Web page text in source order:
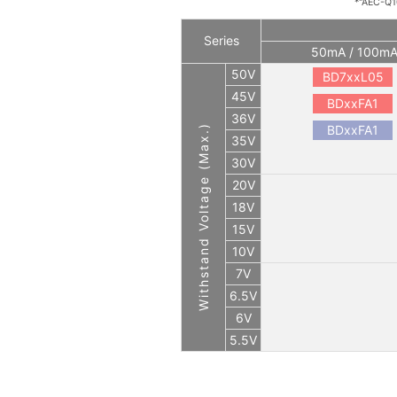
Series
50mA / 100mA
Withstand Voltage (Max.)
50V
BD7xxL05
BDxxFA1
BDxxFA1
45V
36V
35V
30V
20V
18V
15V
10V
7V
6.5V
6V
5.5V